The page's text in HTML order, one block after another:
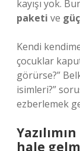
kayışı yok.
paketi ve
Kendi
çocuklar
görürse?”
isimleri?”
ezberlemek
hale